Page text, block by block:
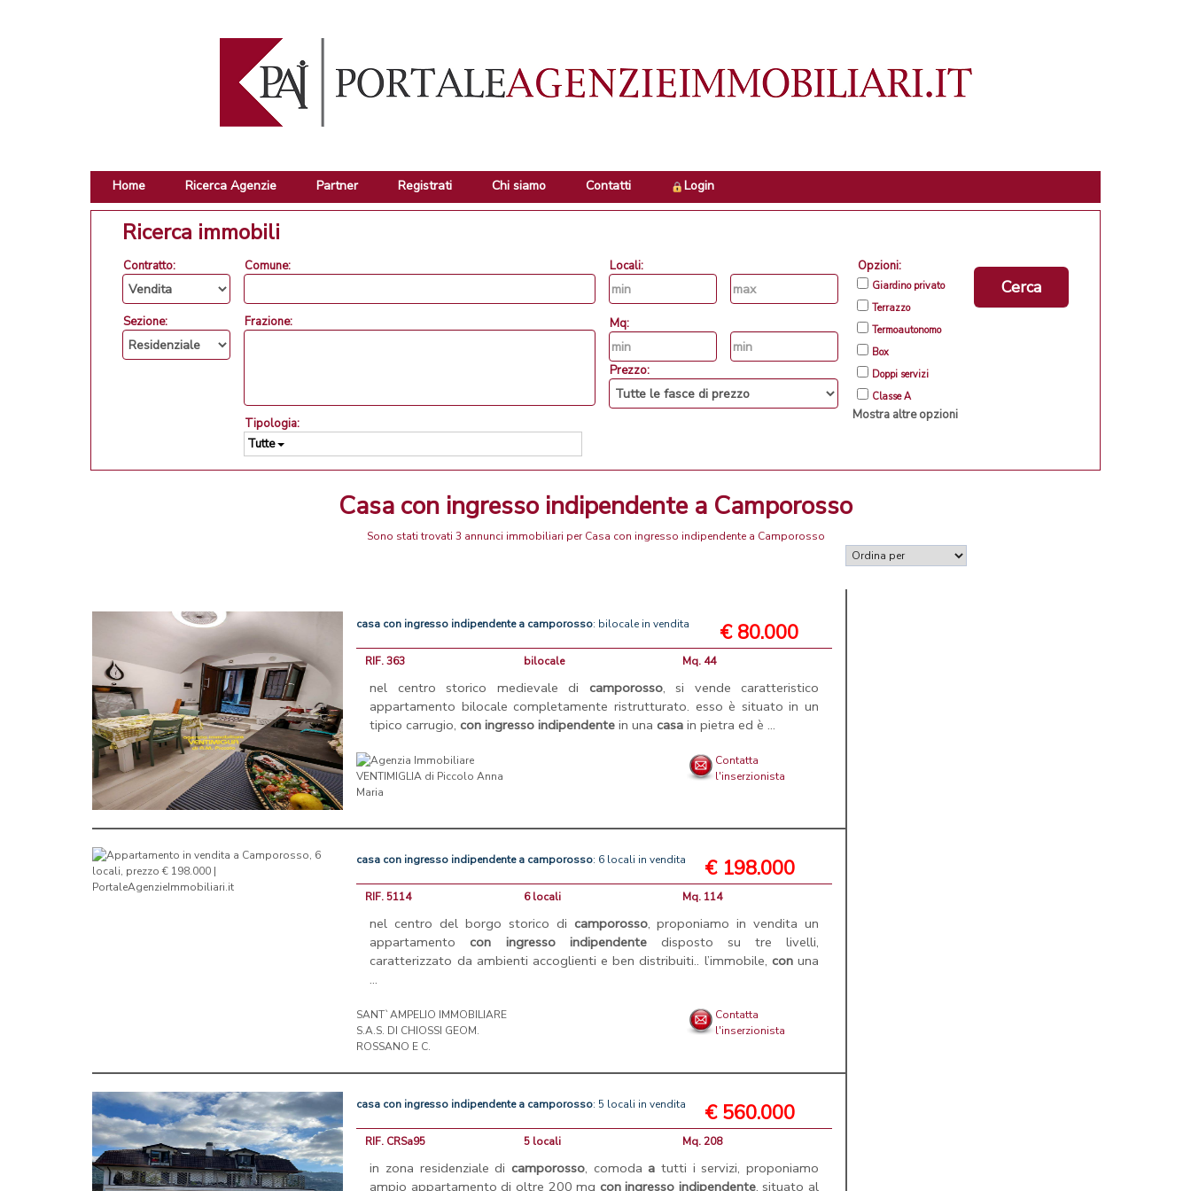
Home Ricerca Agenzie Partner Registrati Chi siamo Contatti Login
Ricerca immobili
Contratto:
Sezione:
Comune:
Frazione:
Tipologia:
Tutte
Locali:
Mq:
Prezzo:
Opzioni:
Giardino privato
Terrazzo
Termoautonomo
Box
Doppi servizi
Classe A
Mostra altre opzioni
Cerca
Casa con ingresso indipendente a Camporosso
Sono stati trovati 3 annunci immobiliari per Casa con ingresso indipendente a Camporosso
casa con ingresso indipendente a camporosso: bilocale in vendita € 80.000
RIF. 363 bilocale Mq. 44
nel centro storico medievale di camporosso, si vende caratteristico
appartamento bilocale completamente ristrutturato. esso è situato in un
tipico carrugio,con ingresso indipendente in unacasa in pietra ed è ...
Contatta
l'inserzionista
casa con ingresso indipendente a camporosso: 6 locali in vendita € 198.000
RIF. 5114 6 locali Mq. 114
nel centro del borgo storico di camporosso, proponiamo in vendita un
appartamentocon ingresso indipendentedisposto su tre livelli,
caratterizzato da ambienti accoglienti e ben distribuiti.. l’immobile, conuna
...
SANT`AMPELIO IMMOBILIARE
S.A.S. DI CHIOSSI GEOM.
ROSSANO E C.
Contatta
l'inserzionista
casa con ingresso indipendente a camporosso: 5 locali in vendita € 560.000
RIF. CRSa95 5 locali Mq. 208
in zona residenziale di camporosso, comoda a tutti i servizi, proponiamo
ampio appartamento di oltre 200 mq con ingresso indipendente, situato al